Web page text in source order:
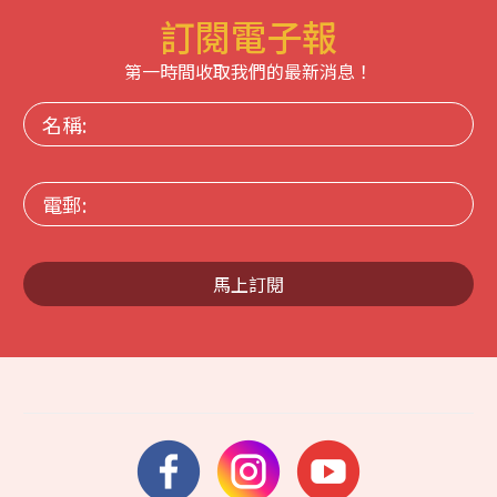
訂閱電子報
第一時間收取我們的最新消息！
名
稱:
電
郵:
馬上訂閱